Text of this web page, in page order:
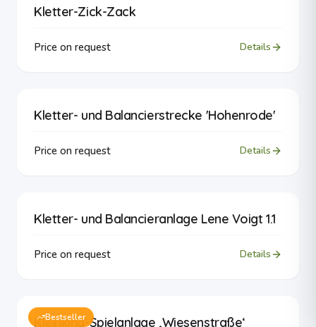
Kletter-Zick-Zack
Price on request Details
Kletter- und Balancierstrecke 'Hohenrode'
Price on request Details
Kletter- und Balancieranlage Lene Voigt 1.1
Price on request Details
Bestseller
Kleinkind-Spielanlage ‚Wiesenstraße‘